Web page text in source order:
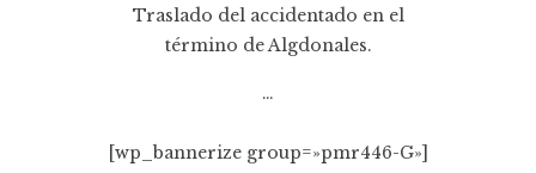
Traslado del accidentado en el
término de Algdonales.
…
[wp_bannerize group=»pmr446-G»]